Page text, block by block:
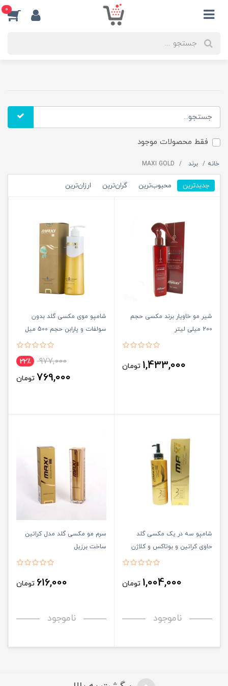
0
فقط محصولات موجود
خانه برند MAXI GOLD
جدیدترین محبوب‌ترین گران‌ترین ارزان‌ترین
شیر مو خاویار برند مکسی حجم
200 میلی لیتر
1,433,000 تومان
شامپو موی مکسی گلد بدون
سولفات و پارابن حجم 500 میل
977,000 22٪
769,000 تومان
شامپو سه در یک مکسی گلد
حاوی کراتین و بوتاکس و کلاژن
1,004,000 تومان
ناموجود
سرم مو مکسی گلد مدل کراتین
ساخت برزیل
616,000 تومان
ناموجود